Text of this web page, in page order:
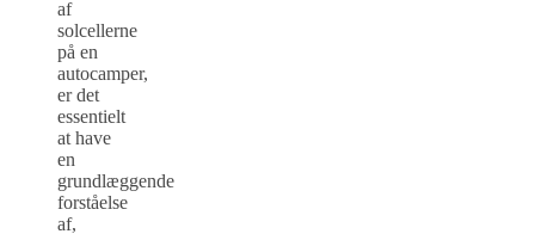
af
solcellerne
på en
autocamper,
er det
essentielt
at have
en
grundlæggende
forståelse
af,